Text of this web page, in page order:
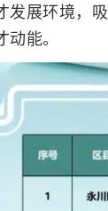
发展环境，
动能。